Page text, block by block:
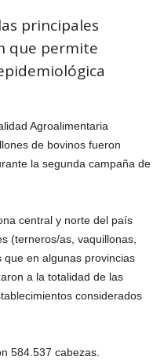
principales
que permite
Agroalimentaria
de bovinos fueron
la segunda campaña de
central y norte del país
(terneros/as, vaquillonas,
que en algunas provincias
a la totalidad de las
considerados
584.537 cabezas.